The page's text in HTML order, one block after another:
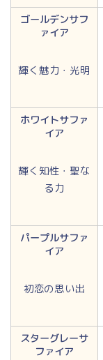
ゴールデンサフ
ァイア
輝く魅力・光明
ホワイトサファ
イア
輝く知性・聖な
る力
パープルサファ
イア
初恋の思い出
スターグレーサ
ファイア